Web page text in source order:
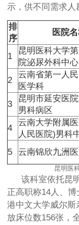
示，供不同需求人
排
序
医院
1
昆明医科大学
院泌尿外科中心
2
云南省第一人
医学科
3
昆明市延安医
男科病区
4
云南大学附属
人民医院)男科
5
云南锦欣九洲
昆明医
该科室依托昆
正高职称14人、
港中文大学威尔
放床位数156张，